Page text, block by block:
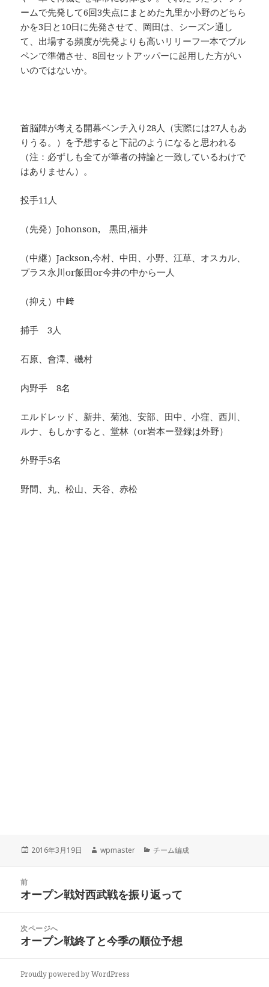
ームで先発して6回3失点にまとめた九里か小野のどちら
かを3日と10日に先発させて、岡田は、シーズン通し
て、出場する頻度が先発よりも高いリリーフ一本でブル
ペンで準備させ、8回セットアッパーに起用した方がい
いのではないか。
首脳陣が考える開幕ベンチ入り28人（実際には27人もあ
りうる。）を予想すると下記のようになると思われる
（注：必ずしも全てが筆者の持論と一致しているわけで
はありません）。
投手11人
（先発）Johonson, 黒田,福井
（中継）Jackson,今村、中田、小野、江草、オスカル、
プラス永川or飯田or今井の中から一人
（抑え）中﨑
捕手 3人
石原、會澤、磯村
内野手 8名
エルドレッド、新井、菊池、安部、田中、小窪、西川、
ルナ、もしかすると、堂林（or岩本ー登録は外野）
外野手5名
野間、丸、松山、天谷、赤松
投
2016年3月19日
作
wpmaster
カ
ー
チーム編成
前
前
投
稿:
オープン戦対西武戦を振り返って
次ページへ
次
投
オープン戦終了と今季の順位予想
Proudly powered by WordPress